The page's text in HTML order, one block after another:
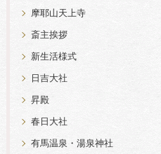
摩耶山天上寺
斎主挨拶
新生活様式
日吉大社
昇殿
春日大社
有馬温泉・湯泉神社